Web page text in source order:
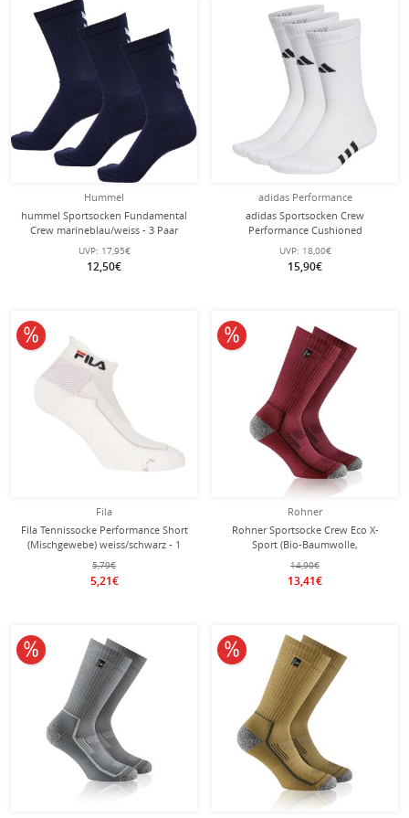
Hummel
hummel Sportsocken Fundamental
Crew marineblau/weiss - 3 Paar
UVP: 17,95€
12,50€
adidas Performance
adidas Sportsocken Crew
Performance Cushioned
(feuchtigkeitsabsorbierende, Mesh-
Einsätze) weiss - 3 Paar
UVP: 18,00€
15,90€
Fila
Fila Tennissocke Performance Short
(Mischgewebe) weiss/schwarz - 1
Paar
5,79€
5,21€
10% reduziert
Rohner
Rohner Sportsocke Crew Eco X-
Sport (Bio-Baumwolle,
feuchtigkeitsabsorbierend)
rot/bordeaux - 1 Paar
14,90€
13,41€
10% reduziert
10% reduziert 10% reduziert